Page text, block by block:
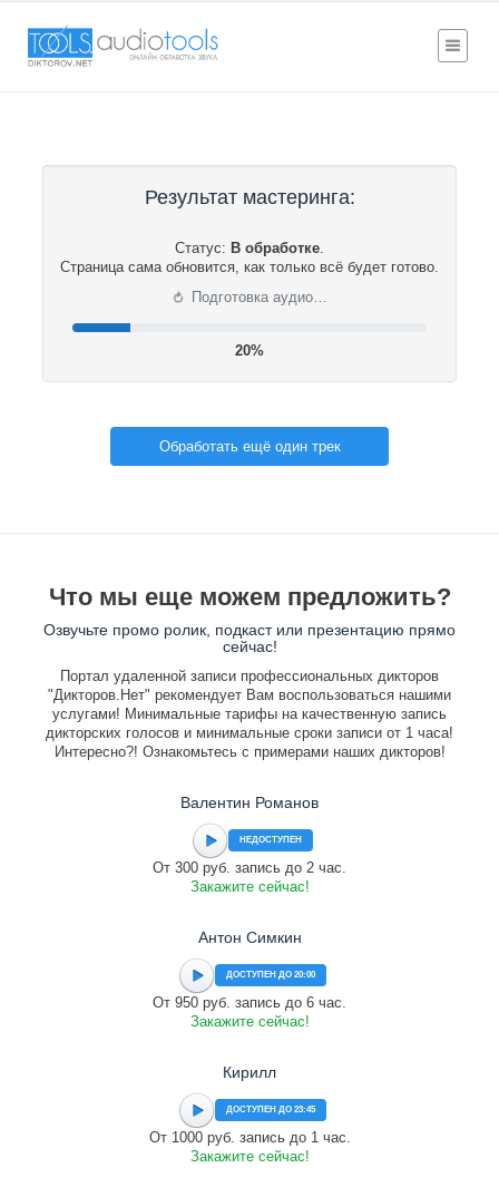
Результат мастеринга:
Статус: В обработке.
Страница сама обновится, как только всё будет готово.
⟳ Подготовка аудио…
21%
Обработать ещё один трек
Что мы еще можем предложить?
Озвучьте промо ролик, подкаст или презентацию прямо
сейчас!
Портал удаленной записи профессиональных дикторов
"Дикторов.Нет" рекомендует Вам воспользоваться нашими
услугами! Минимальные тарифы на качественную запись
дикторских голосов и минимальные сроки записи от 1 часа!
Интересно?! Ознакомьтесь с примерами наших дикторов!
Валентин Романов
НЕДОСТУПЕН
От 300 руб. запись до 2 час.
Закажите сейчас!
Антон Симкин
ДОСТУПЕН ДО 20:00
От 950 руб. запись до 6 час.
Закажите сейчас!
Кирилл
ДОСТУПЕН ДО 23:45
От 1000 руб. запись до 1 час.
Закажите сейчас!